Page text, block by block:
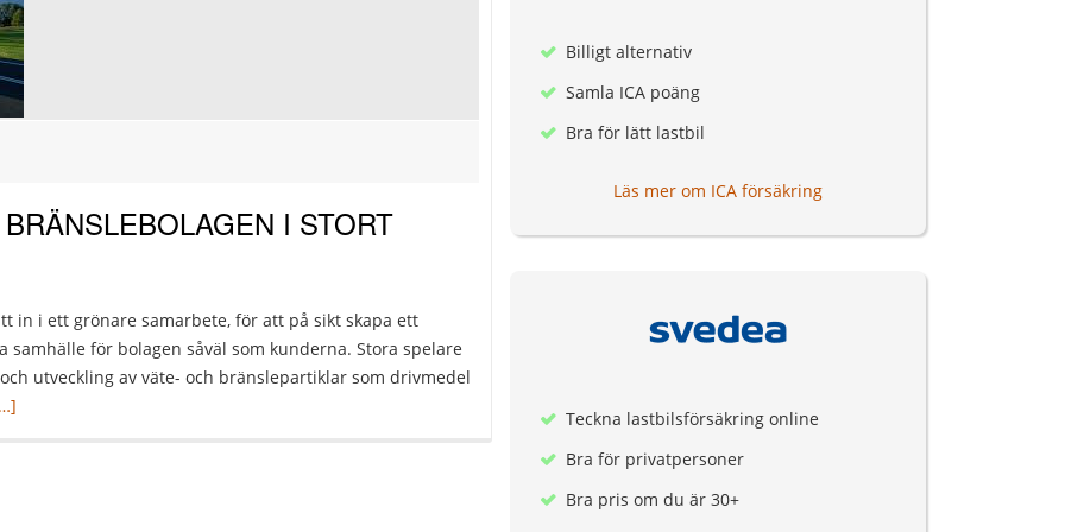
I STORT
in i ett grönare samarbete, för att på sikt skapa ett
samhälle för bolagen såväl som kunderna. Stora spelare
utveckling av väte- och bränslepartiklar som drivmedel
Billigt alternativ
Samla ICA poäng
Bra för lätt lastbil
Läs mer om ICA försäkring
Teckna lastbilsförsäkring online
Bra för privatpersoner
Bra pris om du är 30+